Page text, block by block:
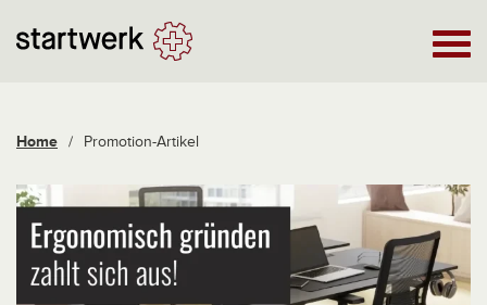
Home / Promotion-Artikel